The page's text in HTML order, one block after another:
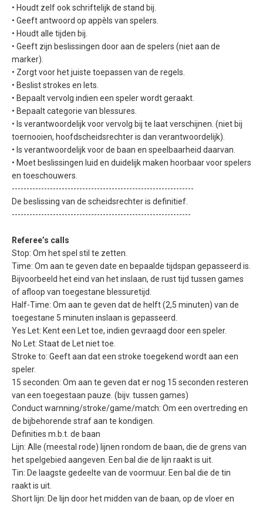
• Houdt zelf ook schriftelijk de stand bij.
• Geeft antwoord op appèls van spelers.
• Houdt alle tijden bij.
• Geeft zijn beslissingen door aan de spelers (niet aan de
marker).
• Zorgt voor het juiste toepassen van de regels.
• Beslist strokes en lets.
• Bepaalt vervolg indien een speler wordt geraakt.
• Bepaalt categorie van blessures.
• Is verantwoordelijk voor vervolg bij te laat verschijnen. (niet bij
toernooien, hoofdscheidsrechter is dan verantwoordelijk).
• Is verantwoordelijk voor de baan en speelbaarheid daarvan.
• Moet beslissingen luid en duidelijk maken hoorbaar voor spelers
en toeschouwers.
--------------------------------------------------------------
De beslissing van de scheidsrechter is definitief.
-------------------------------------------------------------
Referee’s calls
Stop: Om het spel stil te zetten.
Time: Om aan te geven date en bepaalde tijdspan gepasseerd is.
Bijvoorbeeld het eind van het inslaan, de rust tijd tussen games
of afloop van toegestane blessuretijd.
Half-Time: Om aan te geven dat de helft (2,5 minuten) van de
toegestane 5 minuten inslaan is gepasseerd.
Yes Let: Kent een Let toe, indien gevraagd door een speler.
No Let: Staat de Let niet toe.
Stroke to: Geeft aan dat een stroke toegekend wordt aan een
speler.
15 seconden: Om aan te geven dat er nog 15 seconden resteren
van een toegestaan pauze. (bijv. tussen games)
Conduct warnning/stroke/game/match: Om een overtreding en
de bijbehorende straf aan te kondigen.
Definities m.b.t. de baan
Lijn: Alle (meestal rode) lijnen rondom de baan, die de grens van
het spelgebied aangeven. Een bal die de lijn raakt is uit.
Tin: De laagste gedeelte van de voormuur. Een bal die de tin
raakt is uit.
Short lijn: De lijn door het midden van de baan, op de vloer en